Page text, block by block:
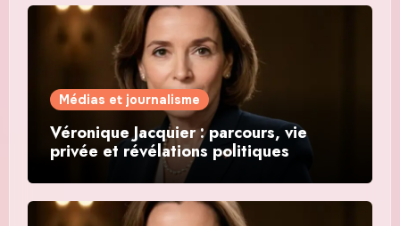
Médias et journalisme
Véronique Jacquier : parcours, vie
privée et révélations politiques